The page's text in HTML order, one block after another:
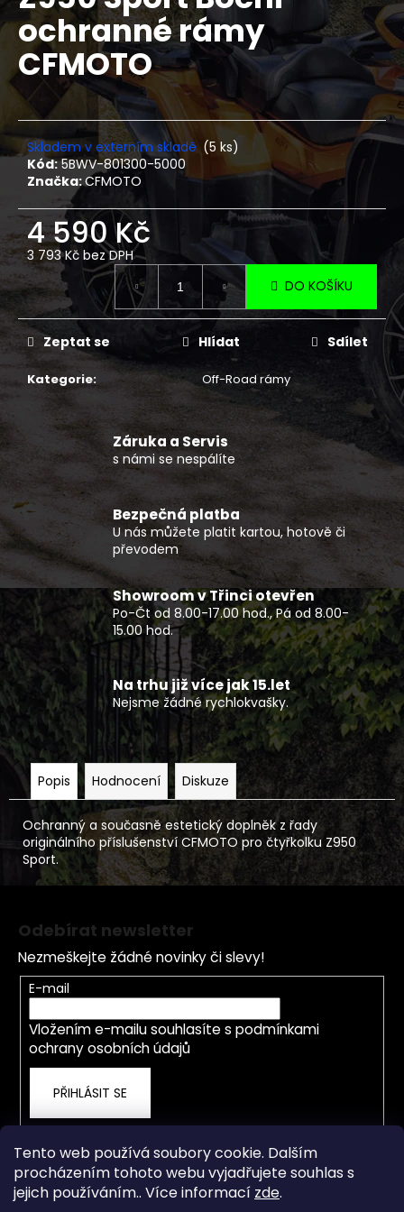
Tento web používá soubory cookie. Dalším
procházením tohoto webu vyjadřujete souhlas s
jejich používáním.. Více informací zde.
0,0
z
5
hvězdiček.
ochranné rámy
CFMOTO
Skladem v externím skladě (5 ks)
Kód: 5BWV-801300-5000
Značka:CFMOTO
4 590 Kč
3 793 Kč bez DPH
Měrná
cena:
DO KOŠÍKU
Kategorie: Off-Road rámy
Zeptat se Hlídat Sdílet
Záruka a Servis
s námi se nespálíte
Bezpečná platba
U nás můžete platit kartou, hotově či
převodem
Showroom v Třinci otevřen
Po-Čt od 8.00-17.00 hod., Pá od 8.00-
15.00 hod.
Na trhu již více jak 15.let
Nejsme žádné rychlokvašky.
Popis Hodnocení Diskuze
Ochranný a současně estetický doplněk z řady
originálního příslušenství CFMOTO pro čtyřkolku Z950
Sport.
a
j
í
t
?
HLEDAT
D
o
p
o
u
u
j
m
e
ROZŠIŘOVACÍ
LEMY
CFMOTO
X850/X1000
G2
1
500
Kč
Odebírat newsletter
Nezmeškejte žádné novinky či slevy!
E-mail
Vložením e-mailu souhlasíte s podmínkami
ochrany osobních údajů
PŘIHLÁSIT SE